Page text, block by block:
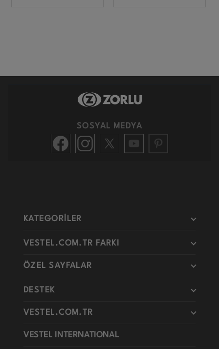
SOSYAL MEDYA
KATEGORİLER
VESTEL.COM.TR FARKI
ÖZEL SAYFALAR
DESTEK
VESTEL.COM.TR
VESTEL INTERNATIONAL